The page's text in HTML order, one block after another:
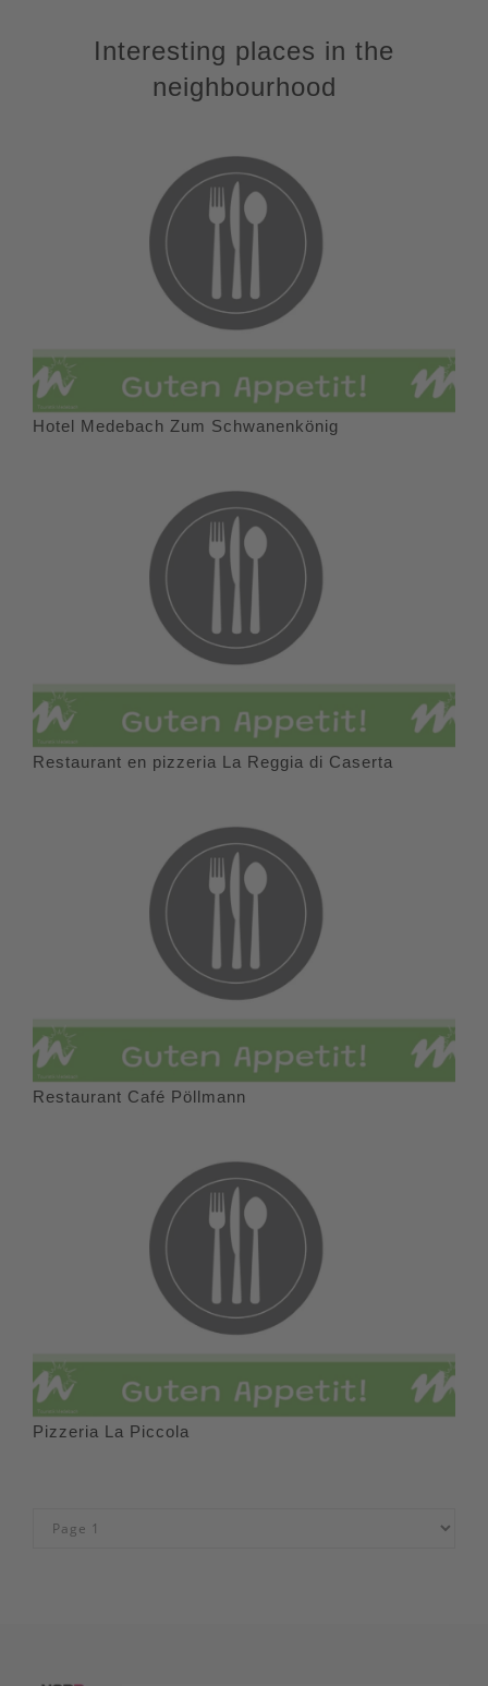
Interesting places in the
neighbourhood
Hotel Medebach Zum Schwanenkönig
Restaurant en pizzeria La Reggia di Caserta
Restaurant Café Pöllmann
Pizzeria La Piccola